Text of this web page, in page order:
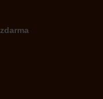
zdarma